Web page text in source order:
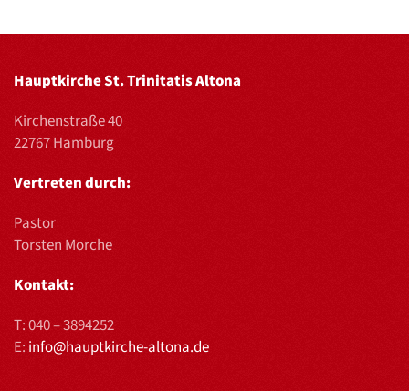
Hauptkirche St. Trinitatis Altona
Kirchenstraße 40
22767 Hamburg
Vertreten durch:
Pastor
Torsten Morche
Kontakt:
T:040 – 3894252
E: info@hauptkirche-altona.de